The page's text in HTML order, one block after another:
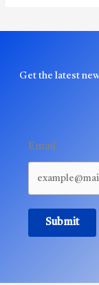
Get the latest
Email
Submit